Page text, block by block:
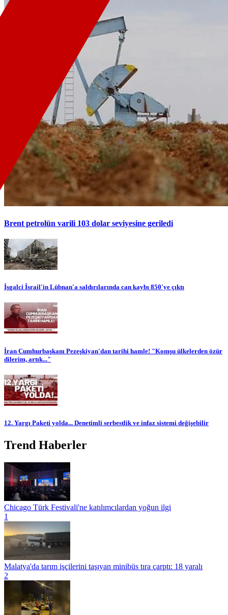
Brent petrolün varili 103 dolar seviyesine geriledi
İşgalci İsrail'in Lübnan'a saldırılarında can kaybı 850'ye çıktı
İran Cumhurbaşkanı Pezeşkiyan'dan tarihi hamle! "Komşu ülkelerden özür
dilerim, artık..."
12. Yargı Paketi yolda... Denetimli serbestlik ve infaz sistemi değişebilir
Trend Haberler
Chicago Türk Festivali'ne katılımcılardan yoğun ilgi
1
Malatya'da tarım işçilerini taşıyan minibüs tıra çarptı: 18 yaralı
2